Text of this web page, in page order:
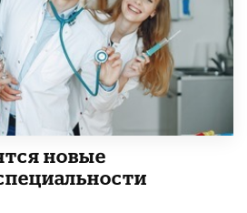
новые